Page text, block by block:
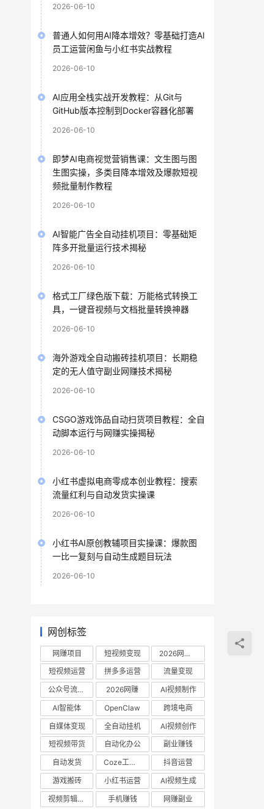
2026-06-10
普通人如何用AI降本增效？零基础打造AI
员工运营闲鱼与小红书实战教程
2026-06-10
AI应用全栈实战开发教程：从Git与
GitHub版本控制到Docker容器化部署
2026-06-10
即梦AI电商视觉营销售课：文生图与图
生图实操，多类目降本增效及爆款短视
频批量制作教程
2026-06-10
AI智能广告全自动挂机项目：零基础矩
阵多开批量运行技术揭秘
2026-06-10
格式工厂绿色版下载：万能格式转换工
具，一键音视频与文档批量转换神器
2026-06-10
海外游戏全自动搬砖挂机项目：长期稳
定的无人值守副业网赚技术揭秘
2026-06-10
CSGO游戏饰品自动扫货项目教程：全自
动脚本运行与网赚实操揭秘
2026-06-10
小红书虚拟电商零成本创业教程：搜索
流量红利与自动发货实操课
2026-06-10
小红书AI原创教辅项目实操课：爆款图
一比一复刻与自动生成题目玩法
2026-06-10
网创标签
网赚项目 短视频变现
2026网赚项目
短视频运营
拼多多运营
流量变现
公众号流量主
2026网赚
AI视频制作
AI智能体
OpenClaw
跨境电商
自媒体变现
全自动挂机
AI视频创作
短视频带货
自动化办公
副业赚钱
自动发货
Coze工作流
抖音运营
游戏搬砖
小红书运营
AI视频生成
视频剪辑教程
手机赚钱 网赚副业